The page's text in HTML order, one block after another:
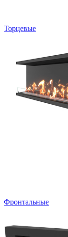
Торцевые
Фронтальные